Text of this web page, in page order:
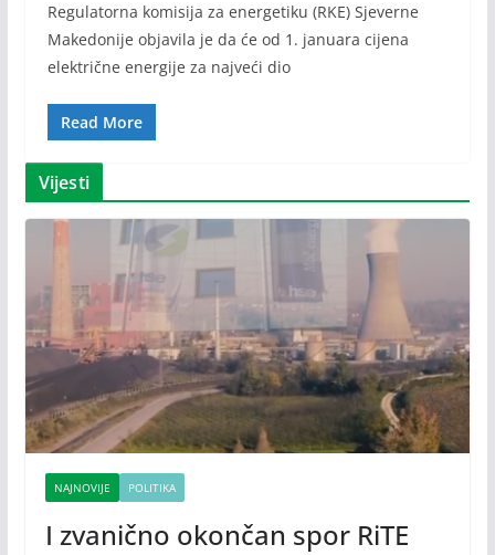
Regulatorna komisija za energetiku (RKE) Sjeverne
Makedonije objavila je da će od 1. januara cijena
električne energije za najveći dio
Read More
Vijesti
NAJNOVIJE POLITIKA
I zvanično okončan spor RiTE